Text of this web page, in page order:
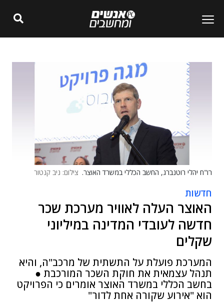
רו"ח יהלי רוטנברג, החשב הכללי במשרד האוצר. צילום: ניב קנטור
חדשות
האוצר העלה לאוויר מערכת שכר
חדשה לעובדי המדינה במיליוני
שקלים
המערכת פועלת על התשתית של מרכב"ה, והיא
תנהל עצמאית את חוקת השכר המורכבת ●
בחשב הכללי במשרד האוצר אומרים כי הפרויקט
הוא "אירוע שקורה אחת לדור"